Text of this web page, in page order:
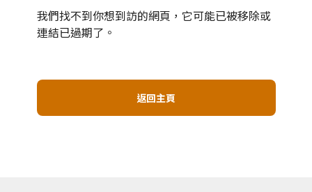
我們找不到你想到訪的網頁，它可能已被移除或
連結已過期了。
返回主頁